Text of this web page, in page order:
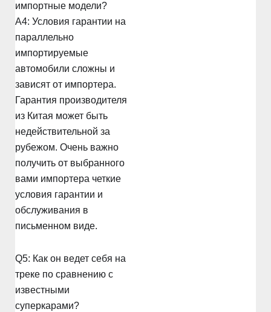
импортные модели?
A4: Условия гарантии на
параллельно
импортируемые
автомобили сложны и
зависят от импортера.
Гарантия производителя
из Китая может быть
недействительной за
рубежом. Очень важно
получить от выбранного
вами импортера четкие
условия гарантии и
обслуживания в
письменном виде.
Q5: Как он ведет себя на
треке по сравнению с
известными
суперкарами?